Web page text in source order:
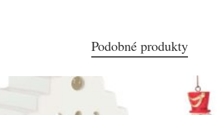
Podobné produkty